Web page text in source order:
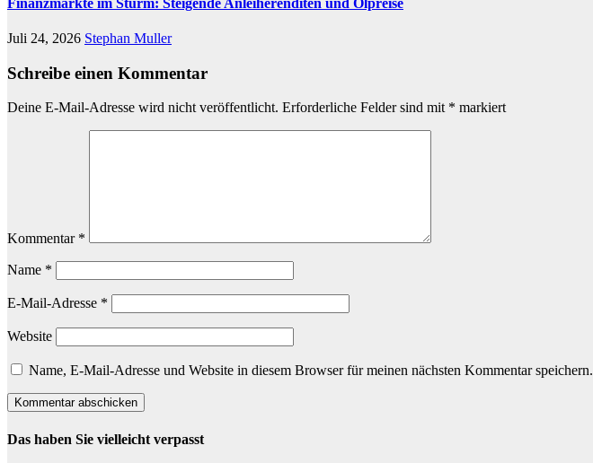
Juli 24, 2026 Stephan Muller
Schreibe einen Kommentar
Deine E-Mail-Adresse wird nicht veröffentlicht. Erforderliche Felder sind mit * markiert
Kommentar *
Name *
E-Mail-Adresse *
Website
Name, E-Mail-Adresse und Website in diesem Browser für meinen nächsten Kommentar speichern.
Das haben Sie vielleicht verpasst